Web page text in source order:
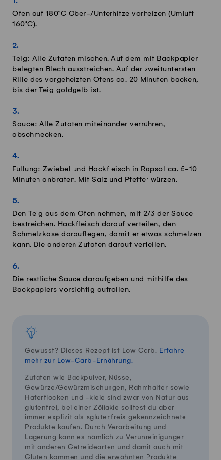
Ofen auf 180°C Ober-/Unterhitze vorheizen (Umluft
160°C).
Teig: Alle Zutaten mischen. Auf dem mit Backpapier
belegten Blech ausstreichen. Auf der zweituntersten
Rille des vorgeheizten Ofens ca. 20 Minuten backen,
bis der Teig goldgelb ist.
Sauce: Alle Zutaten miteinander verrühren,
abschmecken.
Füllung: Zwiebel und Hackfleisch in Rapsöl ca. 5-10
Minuten anbraten. Mit Salz und Pfeffer würzen.
Den Teig aus dem Ofen nehmen, mit 2/3 der Sauce
bestreichen. Hackfleisch darauf verteilen, den
Schmelzkäse darauflegen, damit er etwas schmelzen
kann. Die anderen Zutaten darauf verteilen.
Die restliche Sauce daraufgeben und mithilfe des
Backpapiers vorsichtig aufrollen.
Gewusst? Dieses Rezept ist Low Carb. Erfahre
mehr zur Low-Carb-Ernährung.
Zutaten wie Backpulver, Nüsse,
Gewürze/Gewürzmischungen, Rahmhalter sowie
Haferflocken und -kleie sind zwar von Natur aus
glutenfrei, bei einer Zöliakie solltest du aber
immer explizit als «glutenfrei» gekennzeichnete
Produkte kaufen. Durch Verarbeitung und
Lagerung kann es nämlich zu Verunreinigungen
mit anderen Getreidearten und damit auch mit
Gluten kommen und die erwähnten Produkte